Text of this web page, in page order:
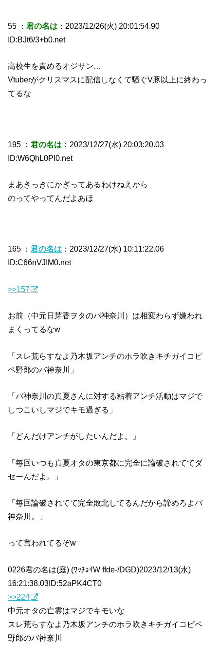
55 ：君の名は ：2023/12/26(火) 20:01:54.90
ID:BJt6/3+b0.net
高校生を責めるオジサン…
Vtuberがクリスマスに配信しなくて騒ぐV豚以上に終わっ
てるな
195 ：君の名は ：2023/12/27(水) 20:03:20.03
ID:W6QhL0Pl0.net
まあきっきにかぎってあるわけねえから
のってやってんだよあほ
165 ：君の名は ：2023/12/27(水) 10:11:22.06
ID:C66nVJIM0.net
>>157
お前（中元日芽香ヲタのバ神奈川）は相変わらず嫌われ
まくってるなw
「スレ荒らすなよ乃木坂アンチのホラ吹きキチガイコピ
ペ野郎のバ神奈川」
「バ神奈川の真夏さんに対する粘着アンチ活動はマジで
しつこいしマジでキモ過ぎる」
「どんだけアンチがしたいんだよ。」
「毎回いつも真夏オタの東京都に完全に論破されててダ
セーんだよ。」
「毎回論破されてて完全敗北してるんだから諦めろよバ
神奈川。」
って言われてるぞw
0226君の名は(庭) (ﾜｯﾁｮｲW ffde-/DGD)2023/12/13(水)
16:21:38.03ID:52aPK4CT0
>>224
中元オタの亡霊はマジでキモいな
スレ荒らすなよ乃木坂アンチのホラ吹きキチガイコピペ
野郎のバ神奈川